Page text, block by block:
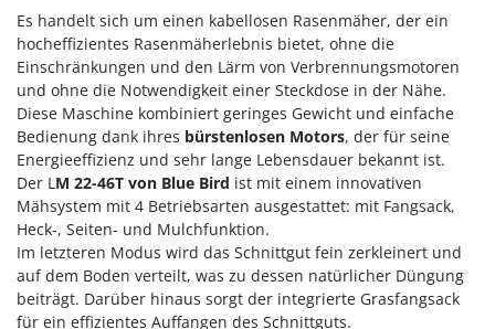
Luftentfeuchter
Luftkühler
M
Mähroboter
Maisentkörnungsmaschinen
Manuelle Heckenscheren
Mehrzweck-Sauggeräte
Minibacköfen
Motorhacken - Gartenfräsen
Motorspritzen
F
FAC
Fama Industrie
Famag
Famur
FARMER
FBC
Ferrari Group
Ferroni
Ferrua
Es handelt sich um einen kabellosen Rasenmäher, der ein
hocheffizientes Rasenmäherlebnis bietet, ohne die
Einschränkungen und den Lärm von Verbrennungsmotoren
und ohne die Notwendigkeit einer Steckdose in der Nähe.
Diese Maschine kombiniert geringes Gewicht und einfache
Bedienung dank ihres bürstenlosen Motors, der für seine
Energieeffizienz und sehr lange Lebensdauer bekannt ist.
Der LM 22-46T von Blue Bird ist mit einem innovativen
Mähsystem mit 4 Betriebsarten ausgestattet: mit Fangsack,
Heck-, Seiten- und Mulchfunktion.
Im letzteren Modus wird das Schnittgut fein zerkleinert und
auf dem Boden verteilt, was zu dessen natürlicher Düngung
beiträgt. Darüber hinaus sorgt der integrierte Grasfangsack
für ein effizientes Auffangen des Schnittguts.